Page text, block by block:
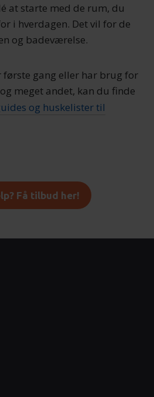
at starte med de rum, du
i hverdagen. Det vil for de
og badeværelse.
første gang eller har brug for
meget andet, kan du finde
og huskelister til
Få tilbud her!